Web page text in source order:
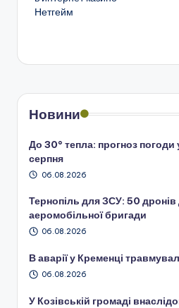
запису
Нетгейм
Новини
До 30° тепла: прогноз погоди
серпня
06.08.2026
Тернопіль для ЗСУ: 50 дронів
аеромобільної бригади
06.08.2026
В аварії у Кременці
06.08.2026
У Козівській громаді